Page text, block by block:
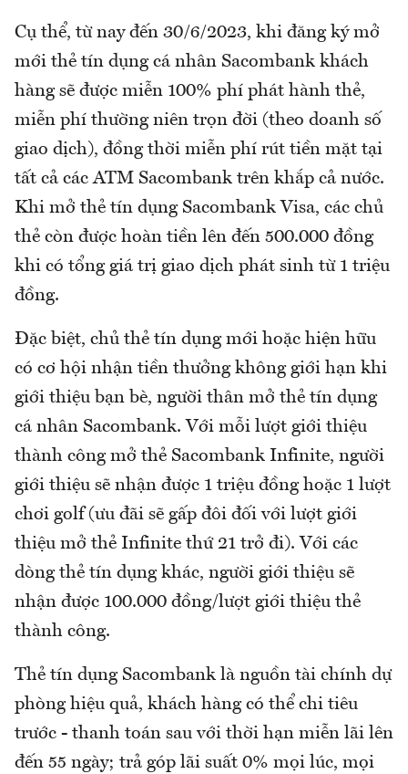
Cụ thể, từ nay đến 30/6/2023, khi đăng ký mở
mới thẻ tín dụng cá nhân Sacombank khách
hàng sẽ được miễn 100% phí phát hành thẻ,
miễn phí thường niên trọn đời (theo doanh số
giao dịch), đồng thời miễn phí rút tiền mặt tại
tất cả các ATM Sacombank trên khắp cả nước.
Khi mở thẻ tín dụng Sacombank Visa, các chủ
thẻ còn được hoàn tiền lên đến 500.000 đồng
khi có tổng giá trị giao dịch phát sinh từ 1 triệu
đồng.
Đặc biệt, chủ thẻ tín dụng mới hoặc hiện hữu
có cơ hội nhận tiền thưởng không giới hạn khi
giới thiệu bạn bè, người thân mở thẻ tín dụng
cá nhân Sacombank. Với mỗi lượt giới thiệu
thành công mở thẻ Sacombank Infinite, người
giới thiệu sẽ nhận được 1 triệu đồng hoặc 1 lượt
chơi golf (ưu đãi sẽ gấp đôi đối với lượt giới
thiệu mở thẻ Infinite thứ 21 trở đi). Với các
dòng thẻ tín dụng khác, người giới thiệu sẽ
nhận được 100.000 đồng/lượt giới thiệu thẻ
thành công.
Thẻ tín dụng Sacombank là nguồn tài chính dự
phòng hiệu quả, khách hàng có thể chi tiêu
trước - thanh toán sau với thời hạn miễn lãi lên
đến 55 ngày; trả góp lãi suất 0% mọi lúc, mọi